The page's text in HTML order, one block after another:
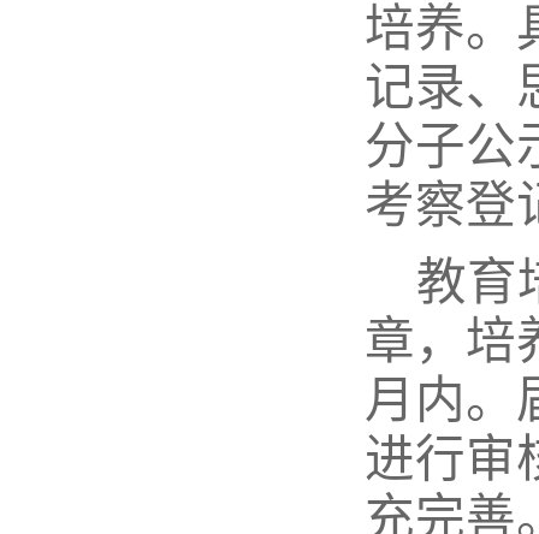
培养。
记录、
分子公
考察登
教育
章，培
月内。
进行审
充完善